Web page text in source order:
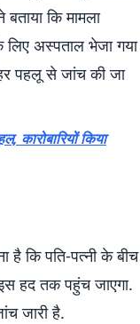
कि मामला
लिए अस्पताल भेजा गया
पहलू से जांच की जा
कारोबारियों किया
है कि पति-पत्नी के बीच
हद तक पहुंच जाएगा.
जारी है.